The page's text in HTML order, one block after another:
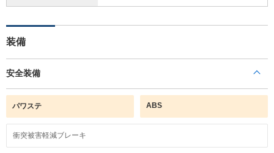
装備
安全装備
パワステ ABS
衝突被害軽減ブレーキ